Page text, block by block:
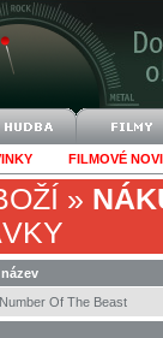
FILMOVÉ
»
název
Number Of The Beast